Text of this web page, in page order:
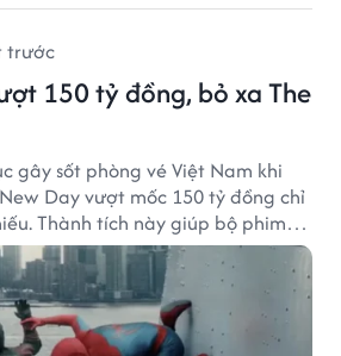
trước
150 tỷ đồng, bỏ xa The
gây sốt phòng vé Việt Nam khi
Day vượt mốc 150 tỷ đồng chỉ
Thành tích này giúp bộ phim
khoảng cách đáng kể với The
đua doanh thu.